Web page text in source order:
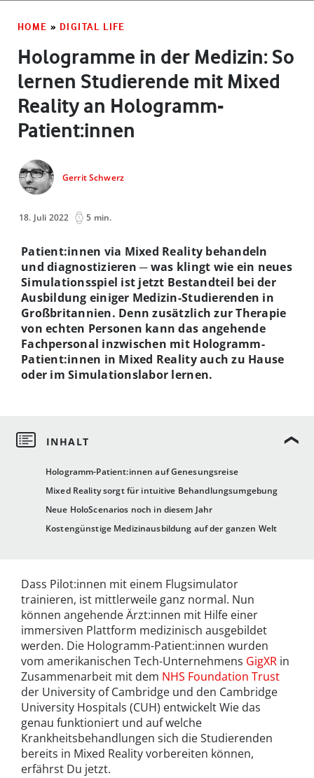
HOME » DIGITAL LIFE
Hologramme in der Medizin: So
lernen Studierende mit Mixed
Reality an Hologramm-
Patient:innen
Gerrit Schwerz
18. Juli 2022 5 min.
Hologramm-Patient:innen auf Genesungsreise
Mixed Reality sorgt für intuitive Behandlungsumgebung
Neue HoloScenarios noch in diesem Jahr
Kostengünstige Medizinausbildung auf der ganzen Welt
Patient:innen via Mixed Reality behandeln
und diagnostizieren─ was klingt wie ein neues
Simulationsspiel ist jetzt Bestandteil bei der
Ausbildung einiger Medizin-Studierenden in
Großbritannien. Denn zusätzlich zur Therapie
von echten Personen kann das angehende
Fachpersonal inzwischen mit Hologramm-
Patient:innen in Mixed Reality auch zu Hause
oder im Simulationslabor lernen.
Dass Pilot:innen mit einem Flugsimulator
trainieren, ist mittlerweile ganz normal. Nun
können angehende Ärzt:innen mit Hilfe einer
immersiven Plattform medizinisch ausgebildet
werden. Die Hologramm-Patient:innen wurden
vom amerikanischen Tech-Unternehmens GigXR in
Zusammenarbeit mit dem NHS Foundation Trust
der University of Cambridge und den Cambridge
University Hospitals (CUH) entwickelt Wie das
genau funktioniert und auf welche
Krankheitsbehandlungen sich die Studierenden
bereits in Mixed Reality vorbereiten können,
erfährst Du jetzt.